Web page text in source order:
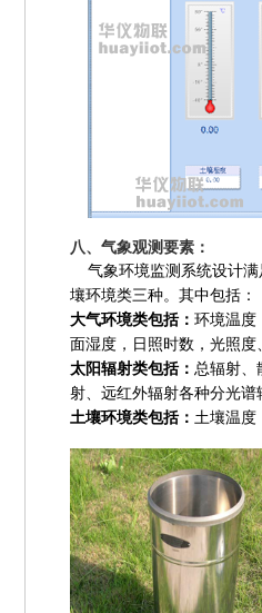
八、气象观测要素：
气象环境监测系统设计满
壤环境类三种。其中包括：
大气环境类包括： 环境温度
面湿度，日照时数，光照
太阳辐射类包括： 总辐射、
射、远红外辐射各种分光谱
土壤环境类包括： 土壤温度